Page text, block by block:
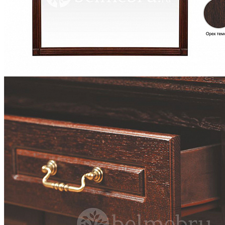
Решетки и настилы под матрас
Туалетные столики
Полки и ящики в шкаф для одежды
Шкаф 1-дверный для одежды и белья
Шкафы 2-х дверные для одежды и белья
Шкафы 3-х дверные для одежды и белья
Шкафы 4-х дверные для одежды и белья
Шкафы 5-ти дверные для одежды и белья
Шкафы 6-ти дверные для одежды и белья
Шкафы купе для одежды и белья
Шкафы угловые для одежды и белья